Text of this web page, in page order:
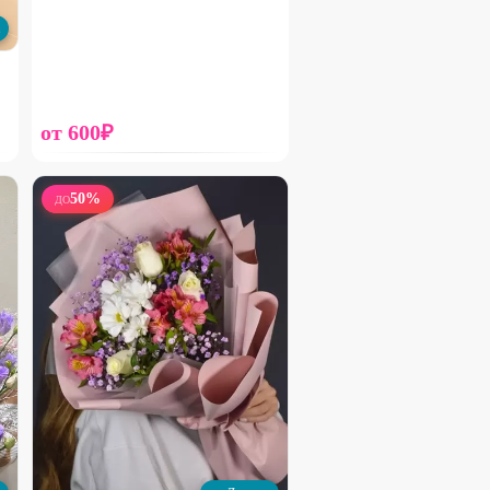
Набирает высоту
Гипсофила в сумке
1310₽
от 600₽
ДО50%